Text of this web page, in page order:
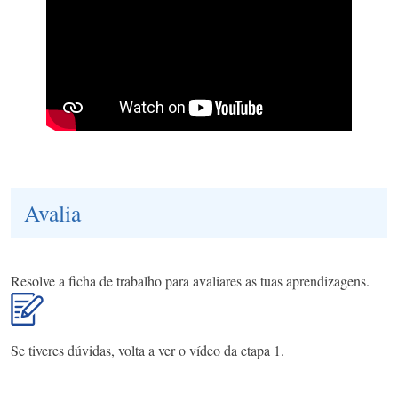
Avalia
Resolve a ficha de trabalho para avaliares as tuas aprendizagens.
Se tiveres dúvidas, volta a ver o vídeo da etapa 1.